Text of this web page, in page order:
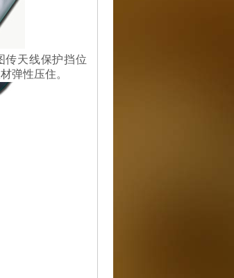
传天线保护挡位
弹性压住。